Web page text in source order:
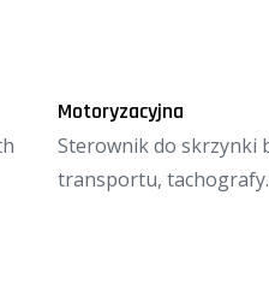
Motoryzacyjna
Sterownik do skrzynki
transportu, tachografy.